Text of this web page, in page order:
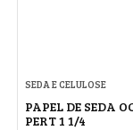
SEDA E CELULOSE
PAPEL DE SEDA
PERT 1 1/4